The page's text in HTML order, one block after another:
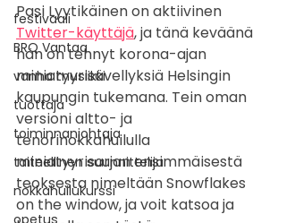
festivaali
BRQ Vantaa
vanha musiikki
tuottaja
toiminnanjohtaja
taiteellinen suunnittelija
nokkahuilukurssi
opetus
Pasi Lyytikäinen on aktiivinen
Twitter-käyttäjä, ja tänä keväänä
hän on tehnyt korona-ajan
miniatyyrisävellyksiä Helsingin
kaupungin tukemana. Tein oman
versioni altto- ja
tenorinokkahuilulla
miniatyyrisarjan ensimmäisestä
teoksesta nimeltään Snowflakes
on the window, ja voit katsoa ja